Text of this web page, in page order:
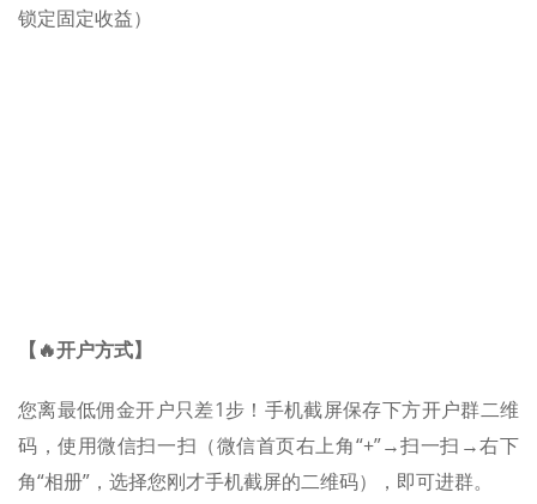
锁定固定收益）
【🔥开户方式】
您离最低佣金开户只差1步！手机截屏保存下方开户群二维
码，使用微信扫一扫（微信首页右上角“+”→扫一扫→右下
角“相册”，选择您刚才手机截屏的二维码），即可进群。